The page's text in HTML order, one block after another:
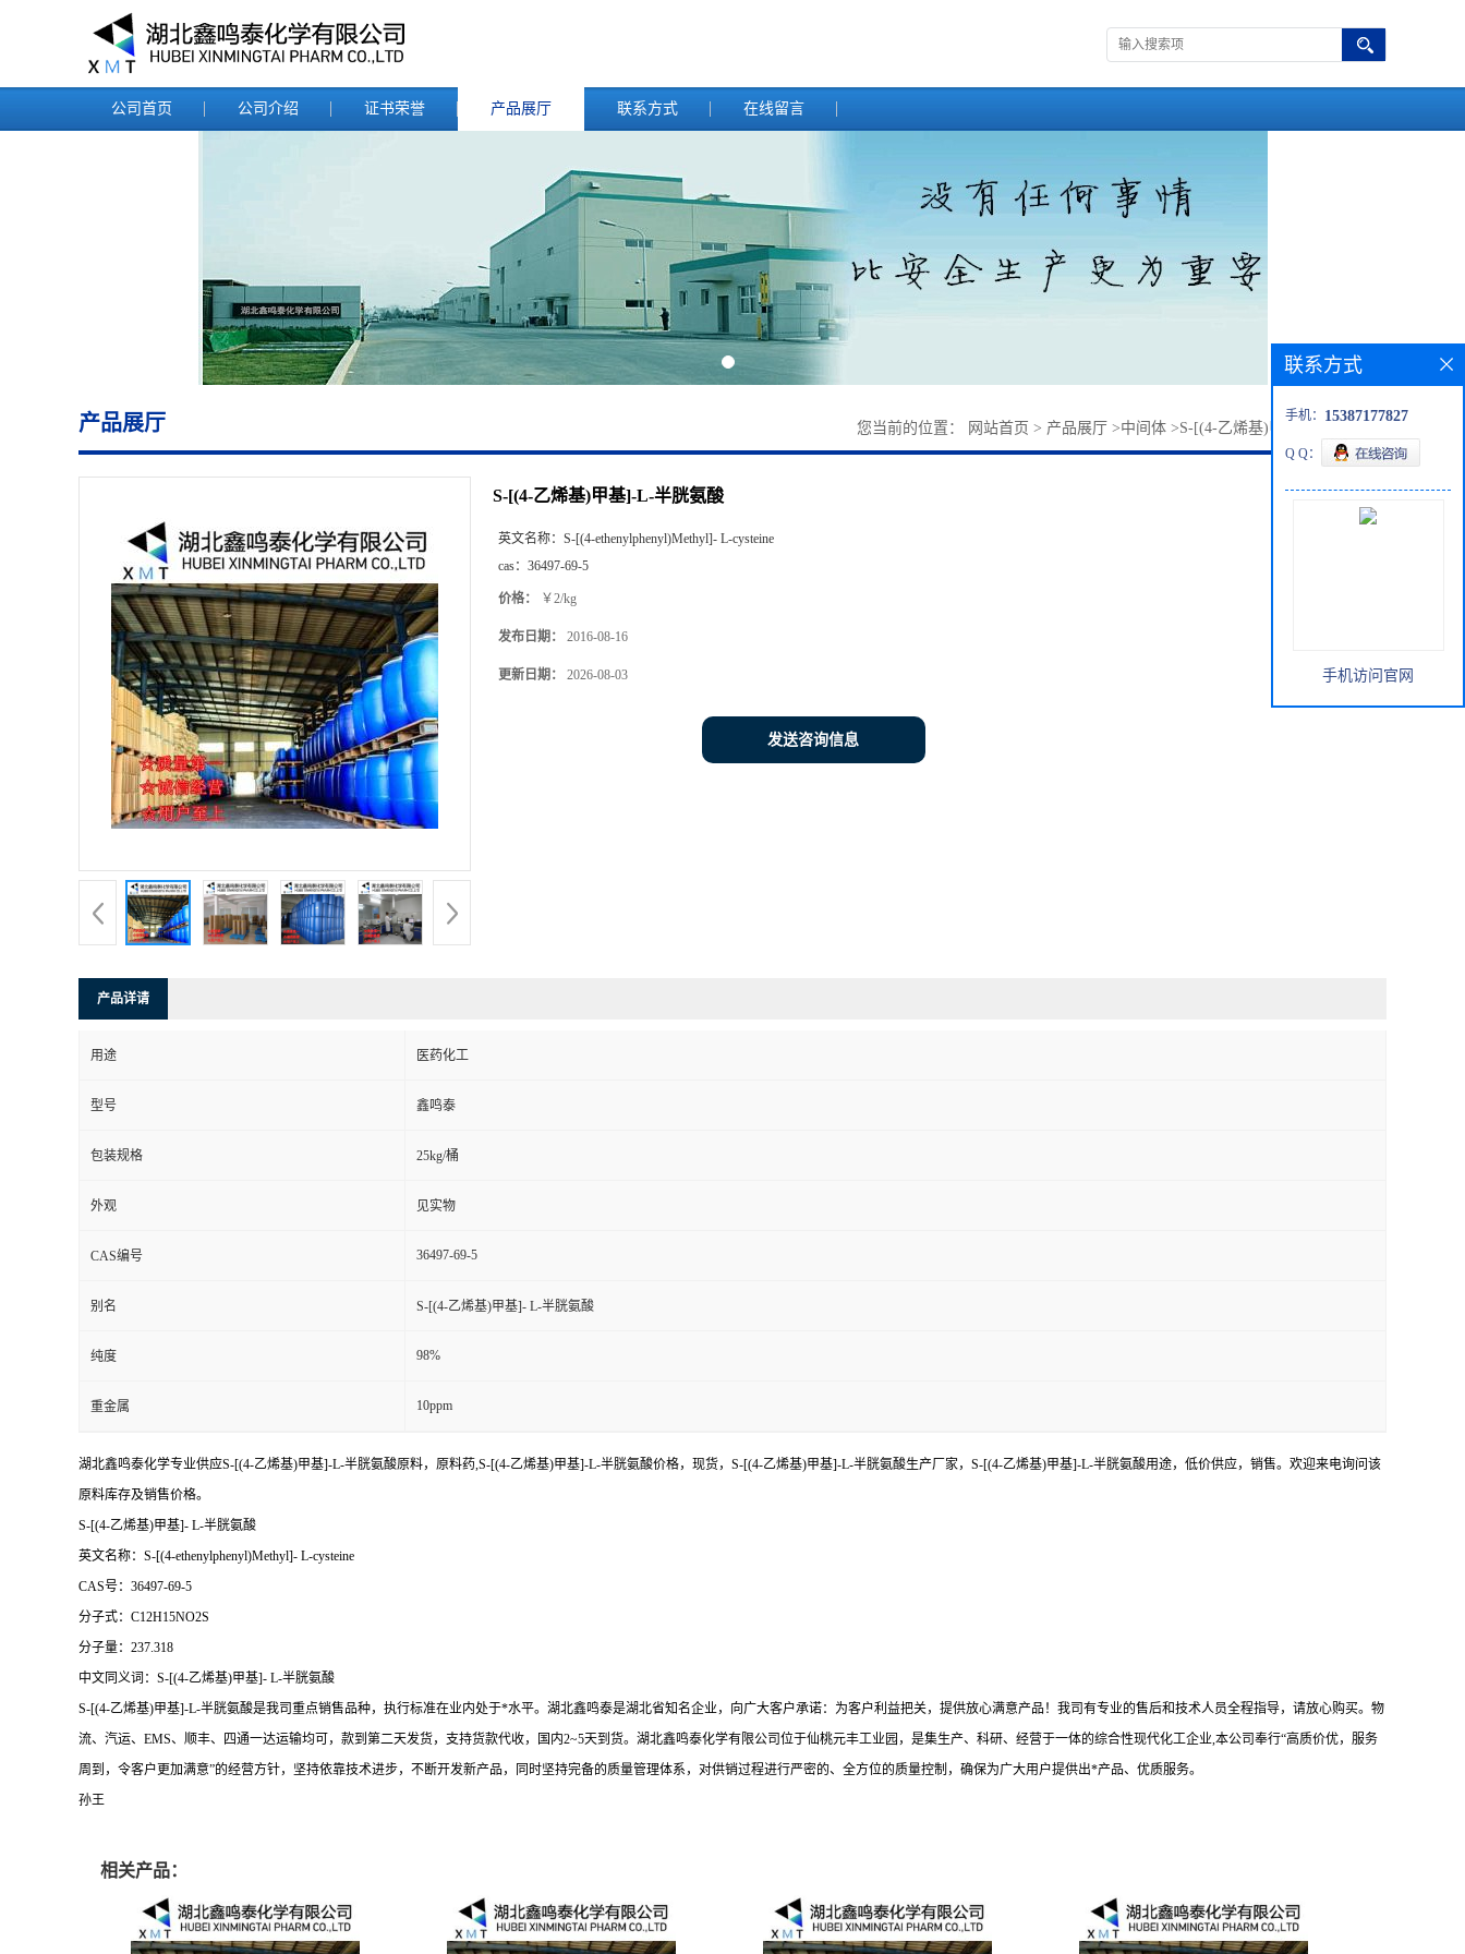
公司首页 公司介绍 证书荣誉 产品展厅 联系方式 在线留言
产品展厅 您当前的位置： 网站首页 > 产品展厅 >中间体 >S-[(4-乙烯基)甲基]-L-半胱氨酸
S-[(4-乙烯基)甲基]-L-半胱氨酸
英文名称： S-[(4-ethenylphenyl)Methyl]- L-cysteine
cas： 36497-69-5
价格： ￥2/kg
发布日期： 2016-08-16
更新日期： 2026-08-03
发送咨询信息
产品详请
用途 医药化工
型号 鑫鸣泰
包装规格 25kg/桶
外观 见实物
CAS编号 36497-69-5
别名 S-[(4-乙烯基)甲基]- L-半胱氨酸
纯度 98%
重金属 10ppm
湖北鑫鸣泰化学专业供应S-[(4-乙烯基)甲基]-L-半胱氨酸原料，原料药,S-[(4-乙烯基)甲基]-L-半胱氨酸价格，现货，S-[(4-乙烯基)甲基]-L-半胱氨酸生产厂家，S-[(4-乙烯基)甲基]-L-半胱氨酸用途，低价供应，销售。欢迎来电询问该
原料库存及销售价格。
S-[(4-乙烯基)甲基]- L-半胱氨酸
英文名称：S-[(4-ethenylphenyl)Methyl]- L-cysteine
CAS号：36497-69-5
分子式：C12H15NO2S
分子量：237.318
中文同义词：S-[(4-乙烯基)甲基]- L-半胱氨酸
S-[(4-乙烯基)甲基]-L-半胱氨酸是我司重点销售品种，执行标准在业内处于*水平。湖北鑫鸣泰是湖北省知名企业，向广大客户承诺：为客户利益把关，提供放心满意产品！我司有专业的售后和技术人员全程指导，请放心购买。物
流、汽运、EMS、顺丰、四通一达运输均可，款到第二天发货，支持货款代收，国内2~5天到货。湖北鑫鸣泰化学有限公司位于仙桃元丰工业园，是集生产、科研、经营于一体的综合性现代化工企业,本公司奉行“高质价优，服务
周到，令客户更加满意”的经营方针，坚持依靠技术进步，不断开发新产品，同时坚持完备的质量管理体系，对供销过程进行严密的、全方位的质量控制，确保为广大用户提供出*产品、优质服务。
孙王
相关产品：
联系方式
手机： 15387177827
Q Q：
手机访问官网